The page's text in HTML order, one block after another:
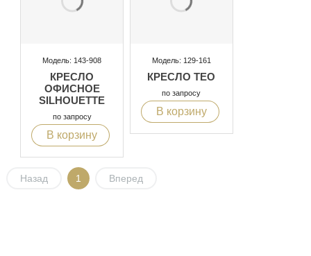
Модель: 143-908
КРЕСЛО
ОФИСНОЕ
SILHOUETTE
по запросу
В корзину
Модель: 129-161
КРЕСЛО TEO
по запросу
В корзину
Назад 1 Вперед